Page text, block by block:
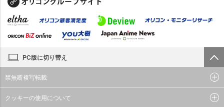
PC版に切り替え
禁無断複写転載
クッキーの使用について